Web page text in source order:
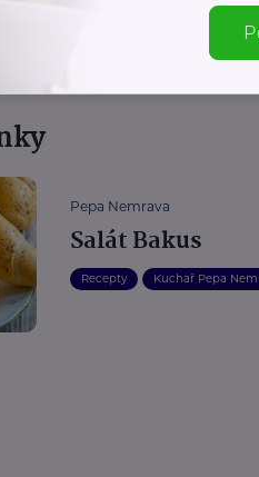
Pepa Nemrava
Salát Bakus
Recepty Kuchař Pepa